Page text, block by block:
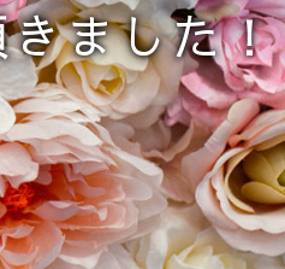
ました！